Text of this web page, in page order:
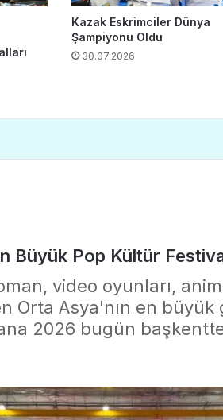
Kazak Eskrimciler Dünya
Şampiyonu Oldu
30.07.2026